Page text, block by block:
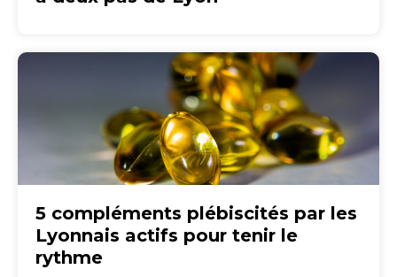
5 compléments plébiscités par les
Lyonnais actifs pour tenir le
rythme